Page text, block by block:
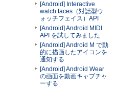
[Android] Interactive
watch faces（対話型ウ
ォッチフェイス）API
[Android] Android MIDI
API を試してみました
[Android] Android M で動
的に描画したアイコンを
通知する
[Android] Android Wear
の画面を動画キャプチャ
ーする